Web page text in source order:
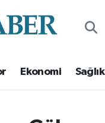
Ekonomi Sağlık